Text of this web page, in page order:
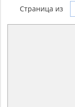
Страница из